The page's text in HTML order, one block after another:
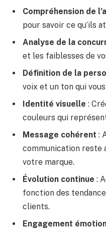
Compréhension de
pour savoir ce qu’ils
Analyse de la
et les faiblesses de
Définition de la
voix et un ton qui
Identité visuelle :
couleurs qui
Message cohérent :
communication reste
votre marque.
Évolution continue :
fonction des
clients.
Engagement